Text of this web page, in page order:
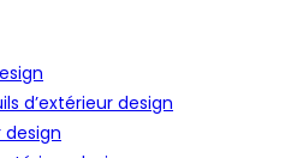
d’extérieur design
design